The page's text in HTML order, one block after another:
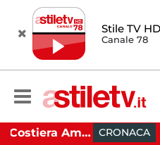
Stile TV HD
Canale 78
Gozzo affonda in Costiera Amalfitana: occupanti soccorsi da altri natanti CRONACA 16:43